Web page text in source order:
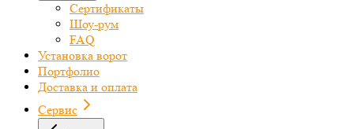
Сертификаты
Шоу-рум
FAQ
Установка ворот
Портфолио
Доставка и оплата
Сервис